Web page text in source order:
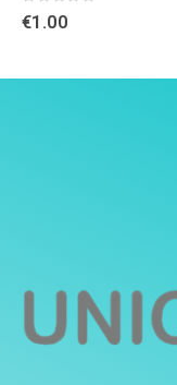
0out of 5
€1.00